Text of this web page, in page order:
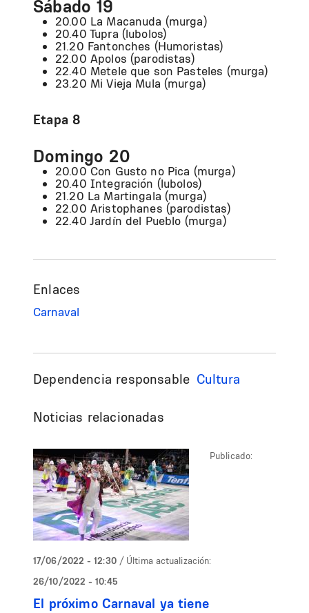
Sábado 19
20.00 La Macanuda (murga)
20.40 Tupra (lubolos)
21.20 Fantonches (Humoristas)
22.00 Apolos (parodistas)
22.40 Metele que son Pasteles (murga)
23.20 Mi Vieja Mula (murga)
Etapa 8
Domingo 20
20.00 Con Gusto no Pica (murga)
20.40 Integración (lubolos)
21.20 La Martingala (murga)
22.00 Aristophanes (parodistas)
22.40 Jardín del Pueblo (murga)
Enlaces
Carnaval
Dependencia responsable Cultura
Noticias relacionadas
Publicado:
17/06/2022 - 12:30 / Última actualización:
26/10/2022 - 10:45
El próximo Carnaval ya tiene